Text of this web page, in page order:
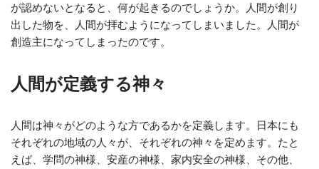
が認めないとなると、何が起きるのでしょうか。人間が創り
出した物を、人間が拝むようになってしまいました。人間が
創造主になってしまったのです。
人間が定義する神々
人間は神々がどのような方であるかを定義します。日本にも
それぞれの地域の人々が、それぞれの神々を定めます。たと
えば、学問の神様、安産の神様、家内安全の神様、その他、